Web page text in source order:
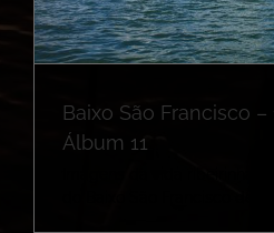
Baixo São Francisco
Álbum 11